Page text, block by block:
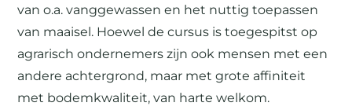
van o.a. vanggewassen en het nuttig toepassen
van maaisel. Hoewel de cursus is toegespitst op
agrarisch ondernemers zijn ook mensen met een
andere achtergrond, maar met grote affiniteit
met bodemkwaliteit, van harte welkom.